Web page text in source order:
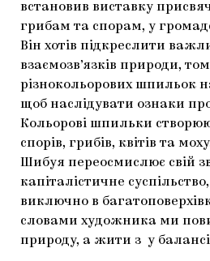
встановив виставку
грибам та спорам, у
Він хотів підкреслити
взаємозв’язків природи,
різнокольорових шпильок
щоб наслідувати ознаки
Кольорові шпильки
спорів, грибів, квітів та
Шибуя переосмислює свій
капіталістичне
виключно в
словами художника ми
природу, а жити з у